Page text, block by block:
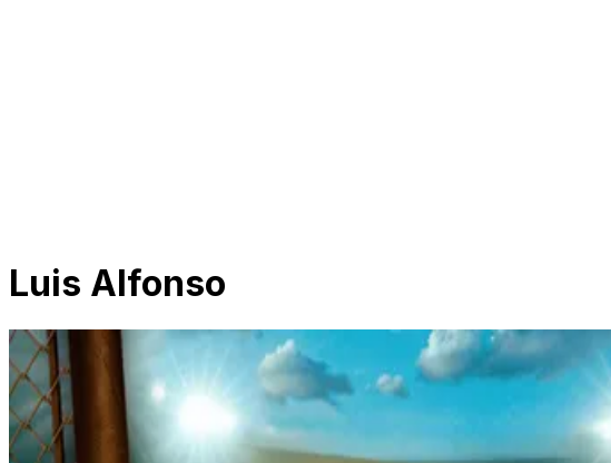
Luis Alfonso